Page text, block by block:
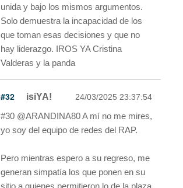
unida y bajo los mismos argumentos.
Solo demuestra la incapacidad de los
que toman esas decisiones y que no
hay liderazgo. IROS YA Cristina
Valderas y la panda
#32 isiYA! 24/03/2025 23:37:54
#30 @ARANDINA80 A mí no me mires,
yo soy del equipo de redes del RAP.
Pero mientras espero a su regreso, me
generan simpatía los que ponen en su
sitio a quienes permitieron lo de la plaza